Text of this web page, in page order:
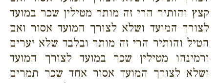
קצץ והותיר הרי זה מותר מטילין שכר במועד
לצורך המועד ושלא לצורך המועד אסור ואם
הטיל והותיר הרי זה מותר ובלבד שלא יערים
ורמינהו מטילין שכר במועד לצורך המועד
ושלא לצורך המועד אסור אחד שכר תמרים